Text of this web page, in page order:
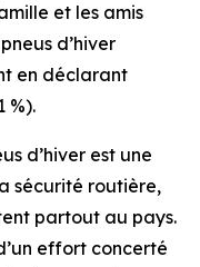
et les amis
d’hiver
en déclarant
%).
d’hiver est une
sécurité routière,
partout au pays.
effort concerté